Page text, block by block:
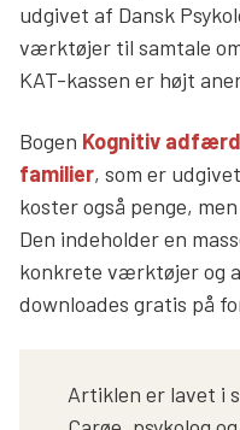
udgivet af Dansk
værktøjer til samtale
KAT-kassen er højt
Bogen Kognitiv
familier, som er
koster også penge,
Den indeholder en
konkrete værktøjer og
downloades gratis på
Artiklen er lavet i